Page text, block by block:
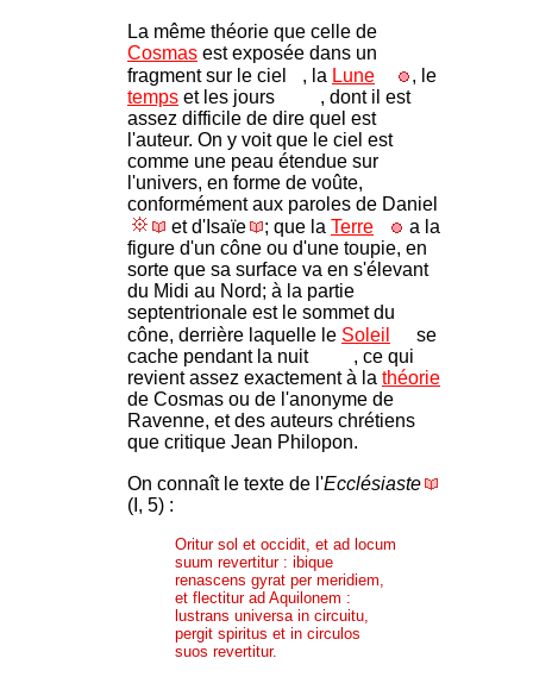
La même théorie que celle de
Cosmas est exposée dans un
fragment sur le ciel
, la Lune
, le
temps et les jours
, dont il est
assez difficile de dire quel est
l'auteur. On y voit que le ciel est
comme une peau étendue sur
l'univers, en forme de voûte,
conformément aux paroles de Daniel
et d'Isaïe
; que la Terre
a la
figure d'un cône ou d'une toupie, en
sorte que sa surface va en s'élevant
du Midi au Nord; à la partie
septentrionale est le sommet du
cône, derrière laquelle le Soleil
se
cache pendant la nuit
, ce qui
revient assez exactement à la théorie
de Cosmas ou de l'anonyme de
Ravenne, et des auteurs chrétiens
que critique Jean Philopon.
On connaît le texte de l'Ecclésiaste
(I, 5) :
Oritur sol et occidit, et ad locum
suum revertitur : ibique
renascens gyrat per meridiem,
et flectitur ad Aquilonem :
lustrans universa in circuitu,
pergit spiritus et in circulos
suos revertitur.